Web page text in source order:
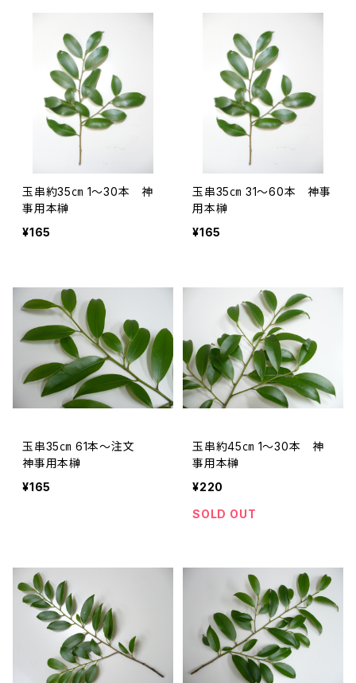
玉串約35㎝ 1～30本 神
事用本榊
¥165
玉串35㎝ 31～60本 神事
用本榊
¥165
玉串35㎝ 61本～注文
神事用本榊
¥165
玉串約45㎝ 1～30本 神
事用本榊
¥220
SOLD OUT